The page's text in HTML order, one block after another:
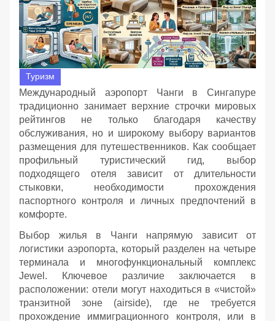
Туризм
Международный аэропорт Чанги в Сингапуре
традиционно занимает верхние строчки мировых
рейтингов не только благодаря качеству
обслуживания, но и широкому выбору вариантов
размещения для путешественников. Как сообщает
профильный туристический гид, выбор
подходящего отеля зависит от длительности
стыковки, необходимости прохождения
паспортного контроля и личных предпочтений в
комфорте.
Выбор жилья в Чанги напрямую зависит от
логистики аэропорта, который разделен на четыре
терминала и многофункциональный комплекс
Jewel. Ключевое различие заключается в
расположении: отели могут находиться в «чистой»
транзитной зоне (airside), где не требуется
прохождение иммиграционного контроля, или в